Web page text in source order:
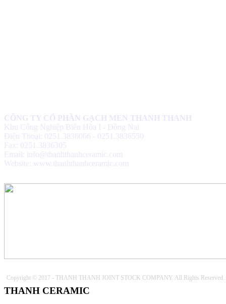
CÔNG TY CỔ PHẦN GẠCH MEN THANH THANH
Khu Công Nghiệp Biên Hòa I - Đồng Nai
Điện Thoại: 0251.3836066 - 0251.3836550
Fax: 0251.3836305
Email: info@thanhthanhceramic.com
Website: www.thanhthanhceramic.com
Copyright © 2017 - THANH THANH JOINT STOCK COMPANY. All Rights Reserved.
THANH CERAMIC